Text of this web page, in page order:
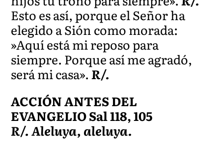
Esto es así, porque el Señor ha
elegido a Sión como morada:
»Aquí está mi reposo para
siempre. Porque así me agradó,
será mi casa».R/.
ACCIÓN ANTES DEL
EVANGELIO Sal 118, 105
R/. Aleluya, aleluya.